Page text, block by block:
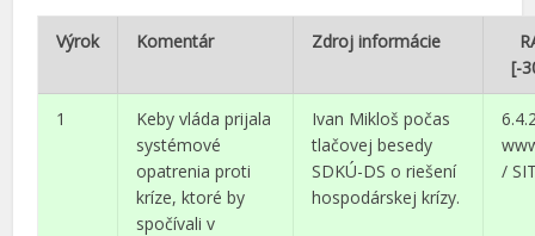
Výrok Komentár Zdroj informácie
[-
1
Keby vláda prijala
systémové
opatrenia proti
kríze, ktoré by
spočívali v
Ivan Mikloš počas
tlačovej besedy
SDKÚ-DS o riešení
hospodárskej krízy.
/